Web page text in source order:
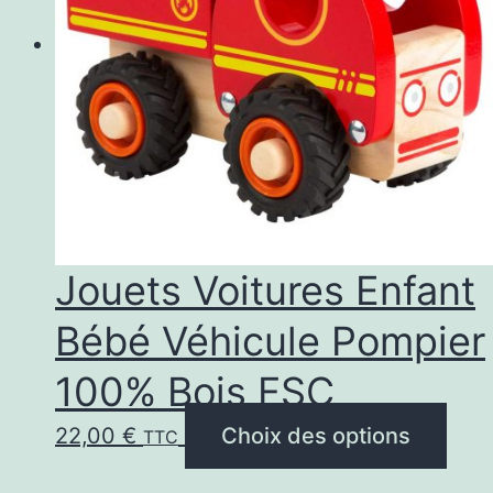
options
peuvent
être
choisies
du
produit
Jouets Voitures Enfant
Bébé Véhicule Pompier
100% Bois FSC
22,00 € TTC Choix des options